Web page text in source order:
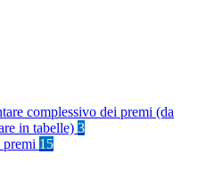
complessivo dei premi (da
in tabelle) 3
15